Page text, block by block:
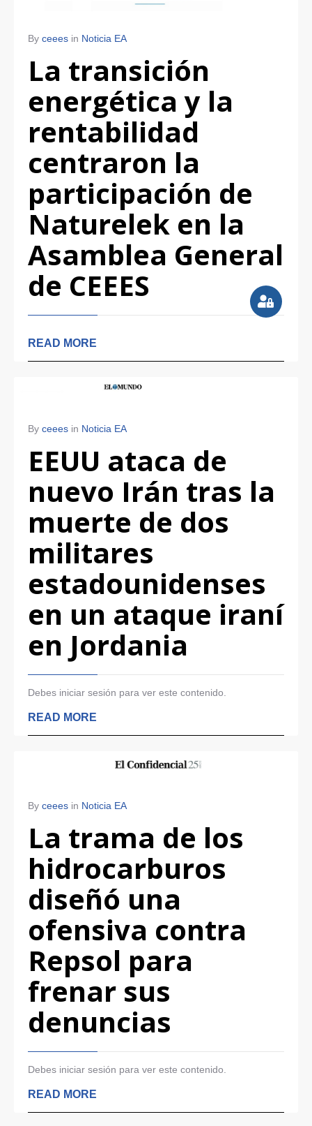
By ceees in Noticia EA
La transición
energética y la
rentabilidad
centraron la
participación de
Naturelek en la
Asamblea General
de CEEES
READ MORE
By ceees in Noticia EA
EEUU ataca de
nuevo Irán tras la
muerte de dos
militares
estadounidenses
en un ataque iraní
en Jordania
Debes iniciar sesión para ver este contenido.
READ MORE
By ceees in Noticia EA
La trama de los
hidrocarburos
diseñó una
ofensiva contra
Repsol para
frenar sus
denuncias
Debes iniciar sesión para ver este contenido.
READ MORE